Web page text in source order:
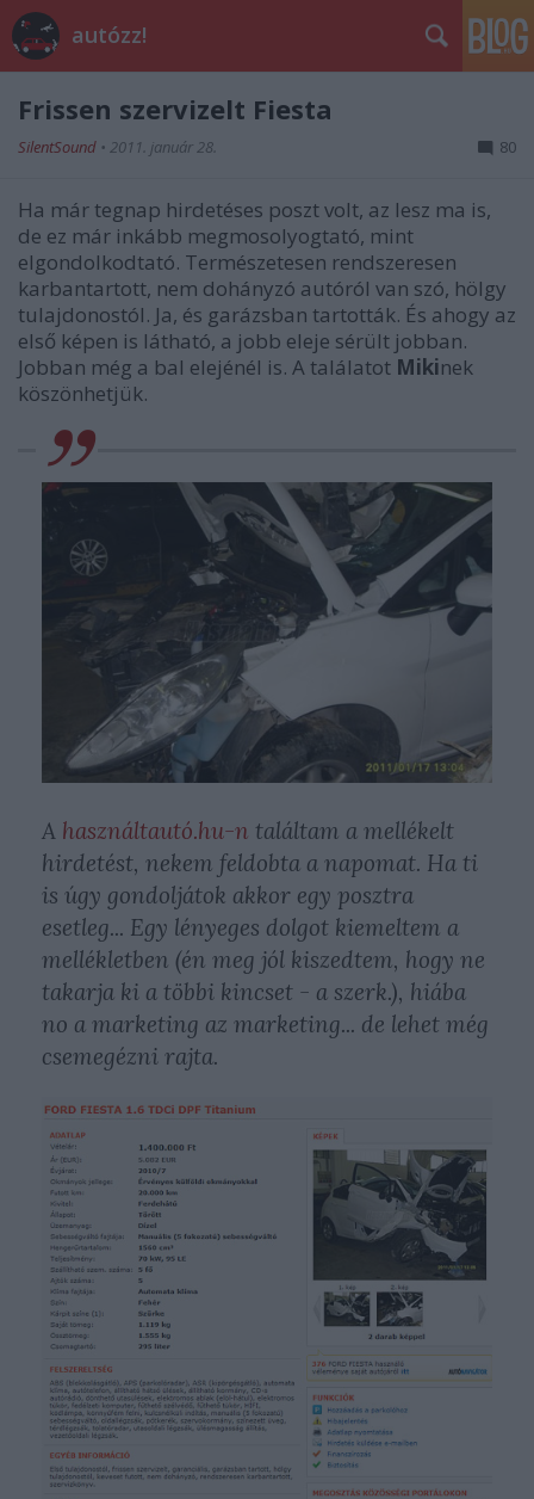
autózz!
Frissen szervizelt Fiesta
SilentSound • 2011. január 28. 80
Ha már tegnap hirdetéses poszt volt, az lesz ma is,
de ez már inkább megmosolyogtató, mint
elgondolkodtató. Természetesen rendszeresen
karbantartott, nem dohányzó autóról van szó, hölgy
tulajdonostól. Ja, és garázsban tartották. És ahogy az
első képen is látható, a jobb eleje sérült jobban.
Jobban még a bal elejénél is. A találatot Mikinek
köszönhetjük.
A használtautó.hu-n találtam a mellékelt
hirdetést, nekem feldobta a napomat. Ha ti
is úgy gondoljátok akkor egy posztra
esetleg... Egy lényeges dolgot kiemeltem a
mellékletben (én meg jól kiszedtem, hogy ne
takarja ki a többi kincset - a szerk.), hiába
no a marketing az marketing... de lehet még
csemegézni rajta.